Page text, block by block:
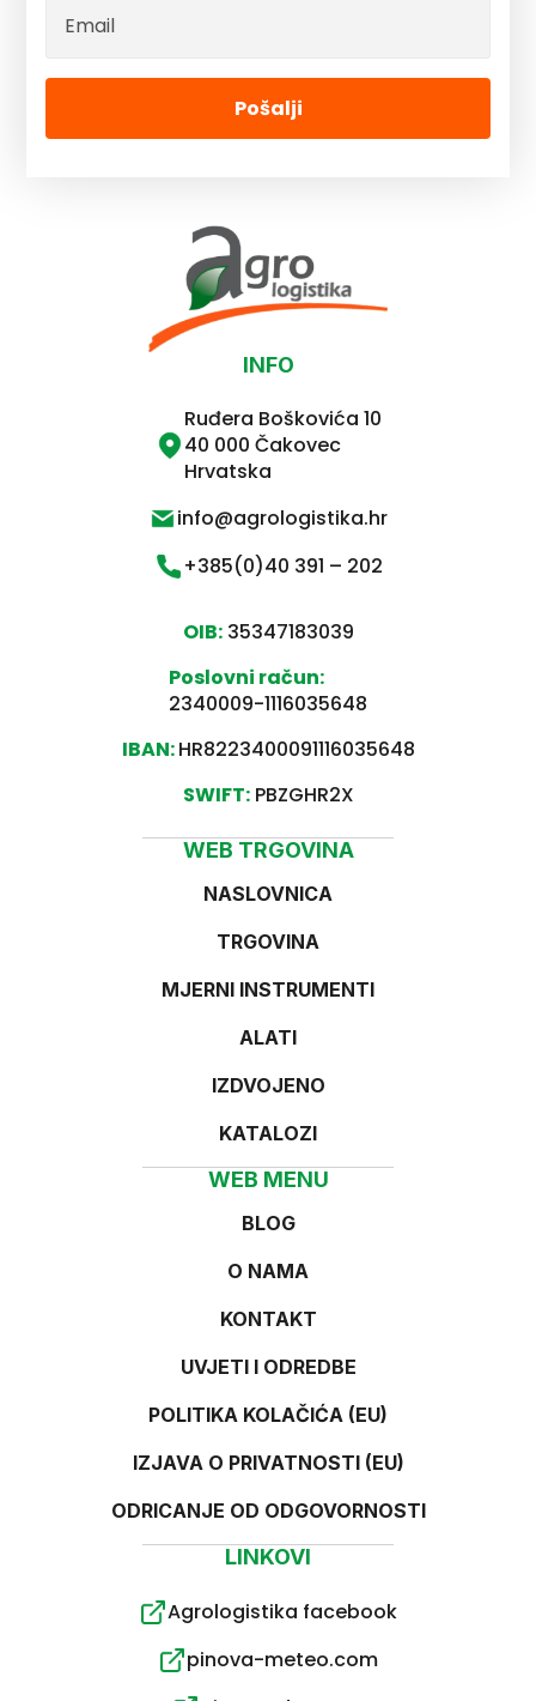
Pošalji
INFO
Ruđera Boškovića 10
40 000 Čakovec
Hrvatska
info@agrologistika.hr
+385(0)40 391 – 202
OIB:35347183039
Poslovni račun:
2340009-1116035648
IBAN:HR8223400091116035648
SWIFT:PBZGHR2X
LINKOVI
Agrologistika facebook
pinova-meteo.com
WEB TRGOVINA
NASLOVNICA
TRGOVINA
MJERNI INSTRUMENTI
ALATI
IZDVOJENO
KATALOZI
WEB MENU
BLOG
O NAMA
KONTAKT
UVJETI I ODREDBE
POLITIKA KOLAČIĆA (EU)
IZJAVA O PRIVATNOSTI (EU)
ODRICANJE OD ODGOVORNOSTI